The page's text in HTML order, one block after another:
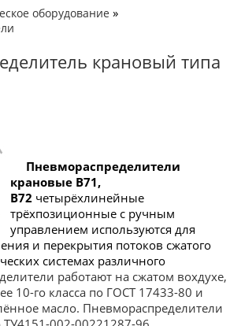
оборудование »
крановый типа
Пневмораспределители
крановые В71,
В72 четырёхлинейные
трёхпозиционные с ручным
управлением используются для
и перекрытия потоков сжатого
системах различного
работают на сжатом вохдухе,
10-го класса по ГОСТ 17433-80 и
масло. Пневмораспределители